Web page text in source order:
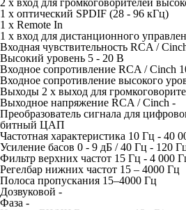
2 x вход для громкоговорителей
1 x оптический SPDIF (28 - 96 кГц)
1 x Remote In
1 x вход для дистанционного
Входная чувствительность RCA /
Высокий уровень 5 - 20 В
Входное сопротивление RCA / Cinch
Входное сопротивление высокого
Выходы 2 x выход для
Выходное напряжение RCA / Cinch -
Преобразователь сигнала для
битный ЦАП
Частотная характеристика 10 Гц - 40
Усиление басов 0 - 9 дБ / 40 Гц - 120
Фильтр верхних частот 15 Гц - 4 000
Регелбар нижних частот 15 – 4000 Гц
Полоса пропускания 15–4000 Гц
Дозвуковой -
Фаза -